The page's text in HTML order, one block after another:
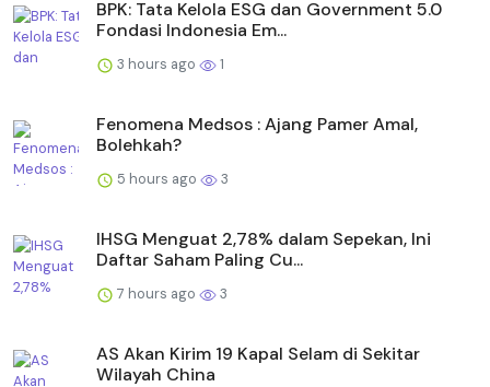
BPK: Tata Kelola ESG dan Government 5.0
Fondasi Indonesia Em...
3 hours ago 1
Fenomena Medsos : Ajang Pamer Amal,
Bolehkah?
5 hours ago 3
IHSG Menguat 2,78% dalam Sepekan, Ini
Daftar Saham Paling Cu...
7 hours ago 3
AS Akan Kirim 19 Kapal Selam di Sekitar
Wilayah China